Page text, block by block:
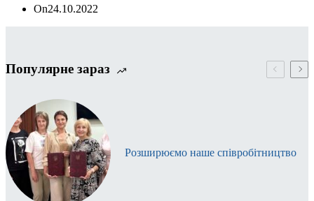
On24.10.2022
Популярне зараз
Розширюємо наше співробітництво